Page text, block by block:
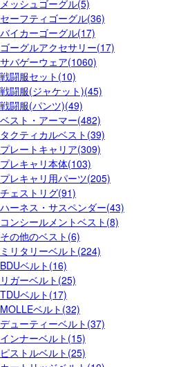
メッシュゴーグル(5)
セーフティゴーグル(36)
バイカーゴーグル(17)
ゴーグルアクセサリー(17)
サバゲーウェア(1060)
戦闘服セット(10)
戦闘服(ジャケット)(45)
戦闘服(パンツ)(49)
ベスト・アーマー(482)
タクティカルベスト(39)
プレートキャリア(309)
プレキャリ本体(103)
プレキャリ用パーツ(205)
チェストリグ(91)
ハーネス・サスペンダー(43)
コンシールメントベスト(8)
その他のベスト(6)
ミリタリーベルト(224)
BDUベルト(16)
リガーベルト(25)
TDUベルト(17)
MOLLEベルト(32)
デューティーベルト(37)
インナーベルト(15)
ピストルベルト(25)